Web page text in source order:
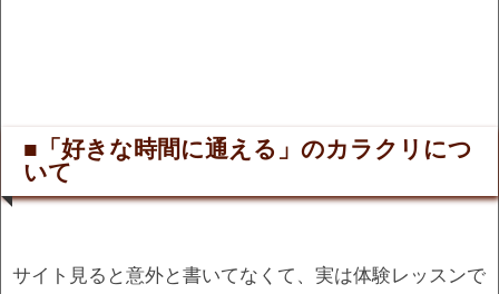
■「好きな時間に通える」のカラクリにつ
いて
サイト見ると意外と書いてなくて、実は体験レッスンで